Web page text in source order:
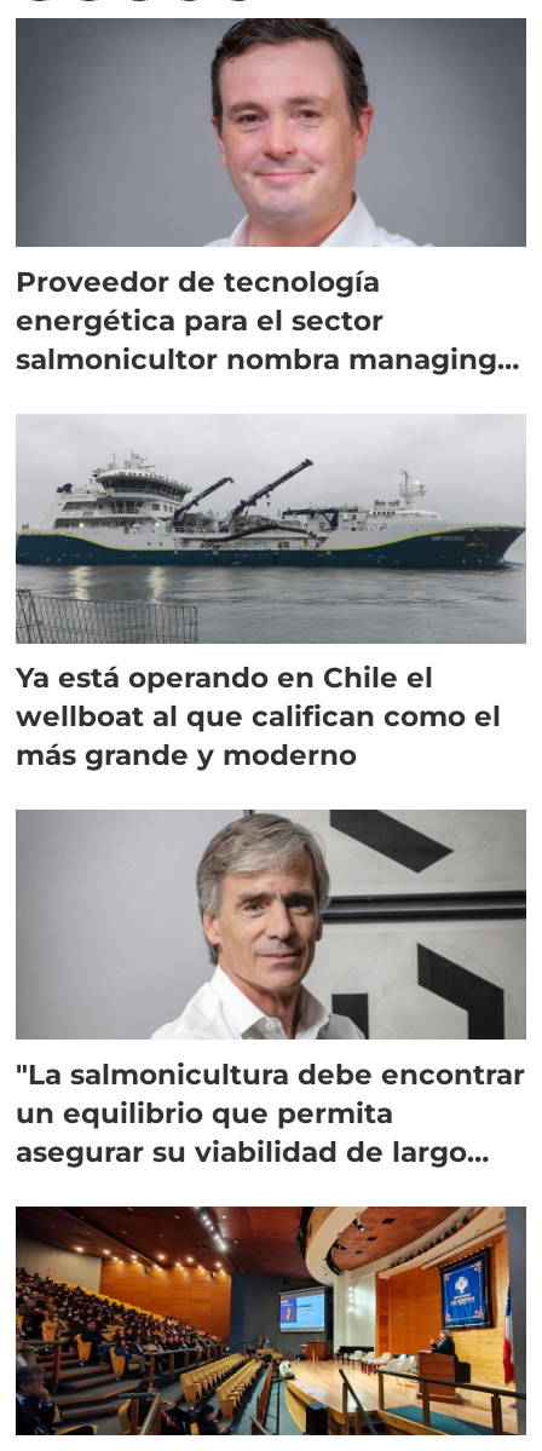
Proveedor de tecnología
energética para el sector
salmonicultor nombra managing
Ya está operando en Chile el
wellboat al que califican como el
más grande y moderno
"La salmonicultura debe encontrar
un equilibrio que permita
asegurar su viabilidad de largo